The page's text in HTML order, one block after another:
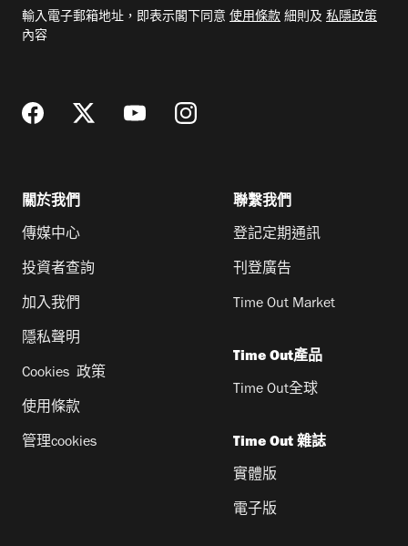
郵
輸入電子郵箱地址，即表示閣下同意 使用條款 細則及 私隱政策
內容
關於我們
傳媒中心
投資者查詢
加入我們
隱私聲明
Cookies 政策
使用條款
管理cookies
聯繫我們
登記定期通訊
刊登廣告
Time Out Market
Time Out產品
Time Out全球
Time Out 雜誌
實體版
電子版